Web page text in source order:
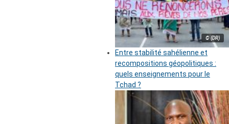
© (DR)
Entre stabilité sahélienne et
recompositions géopolitiques :
quels enseignements pour le
Tchad ?